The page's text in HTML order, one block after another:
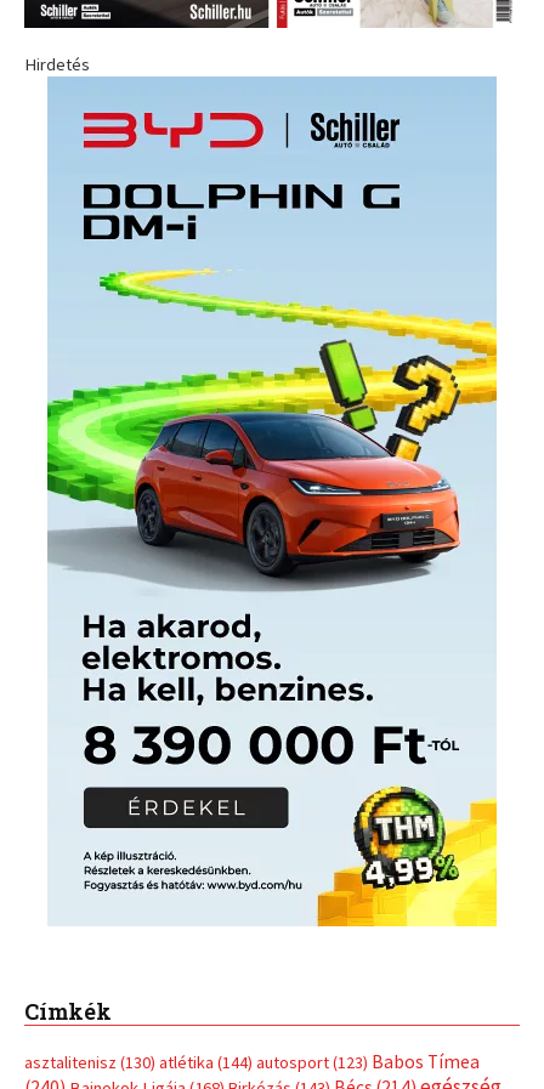
Hirdetés
Címkék
asztalitenisz (130) atlétika (144) autosport(123) Babos Tímea